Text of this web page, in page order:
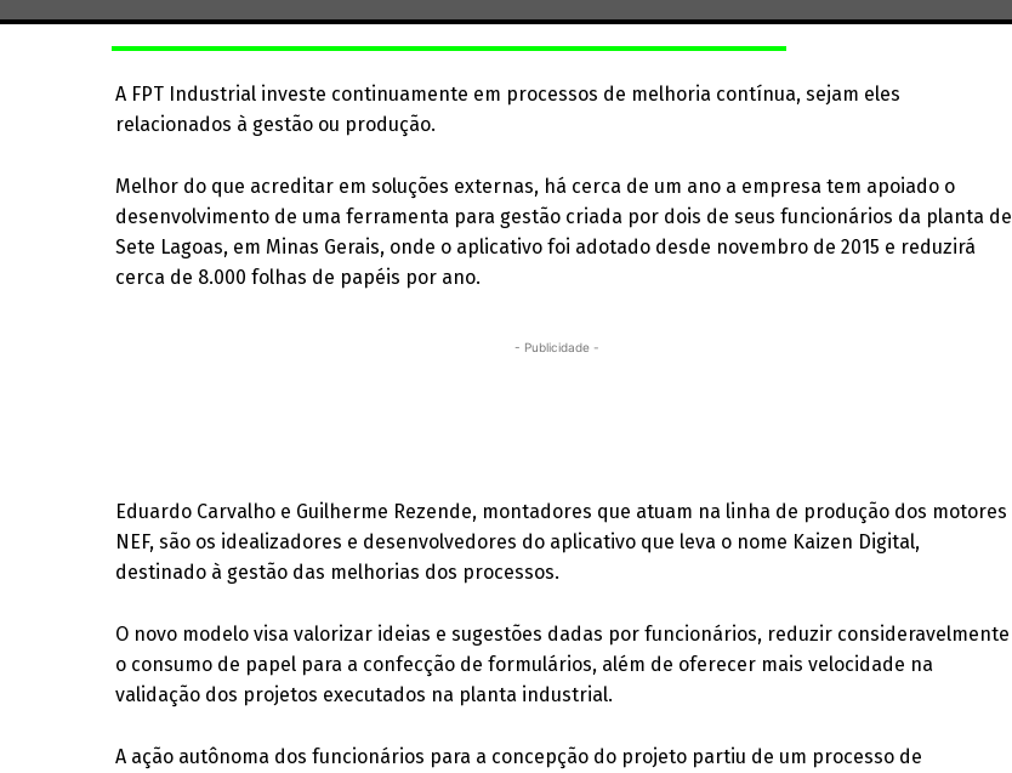
A FPT Industrial investe continuamente em processos de melhoria contínua, sejam eles
relacionados à gestão ou produção.
Melhor do que acreditar em soluções externas, há cerca de um ano a empresa tem apoiado o
desenvolvimento de uma ferramenta para gestão criada por dois de seus funcionários da planta de
Sete Lagoas, em Minas Gerais, onde o aplicativo foi adotado desde novembro de 2015 e reduzirá
cerca de 8.000 folhas de papéis por ano.
- Publicidade -
Eduardo Carvalho e Guilherme Rezende, montadores que atuam na linha de produção dos motores
NEF, são os idealizadores e desenvolvedores do aplicativo que leva o nome Kaizen Digital,
destinado à gestão das melhorias dos processos.
O novo modelo visa valorizar ideias e sugestões dadas por funcionários, reduzir consideravelmente
o consumo de papel para a confecção de formulários, além de oferecer mais velocidade na
validação dos projetos executados na planta industrial.
A ação autônoma dos funcionários para a concepção do projeto partiu de um processo de